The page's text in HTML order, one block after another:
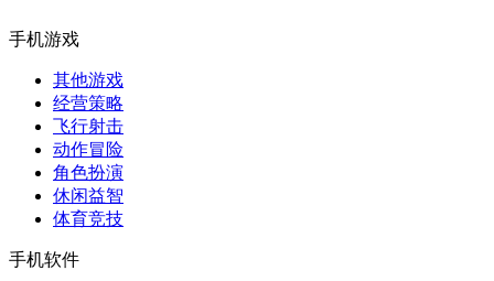
手机游戏
其他游戏
经营策略
飞行射击
动作冒险
角色扮演
休闲益智
体育竞技
手机软件